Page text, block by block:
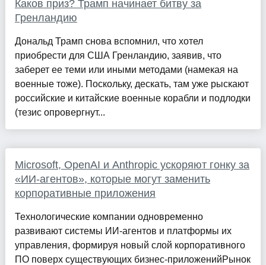
Каков приз? Трамп начинает битву за
Гренландию
Дональд Трамп снова вспомнил, что хотел
приобрести для США Гренландию, заявив, что
заберет ее теми или иными методами (намекая на
военные тоже). Поскольку, дескать, там уже рыскают
российские и китайские военные корабли и подлодки
(тезис опровергнут...
Microsoft, OpenAI и Anthropic ускоряют гонку за
«ИИ-агентов», которые могут заменить
корпоративные приложения
Технологические компании одновременно
развивают системы ИИ-агентов и платформы их
управления, формируя новый слой корпоративного
ПО поверх существующих бизнес-приложенийРынок